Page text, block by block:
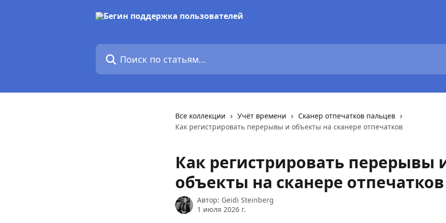
Поиск по статьям...
Все коллекции Учёт времени
Сканер отпечатков пальцев
Как регистрировать перерывы и объекты на сканере отпечатков
Как регистрировать перерывы
объекты на сканере отпечатков
Автор: Geidi Steinberg
1 июля 2026 г.